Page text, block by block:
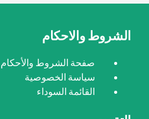
الشروط والاحكام
صفحة الشروط والأحكام
سياسة الخصوصية
القائمة السوداء